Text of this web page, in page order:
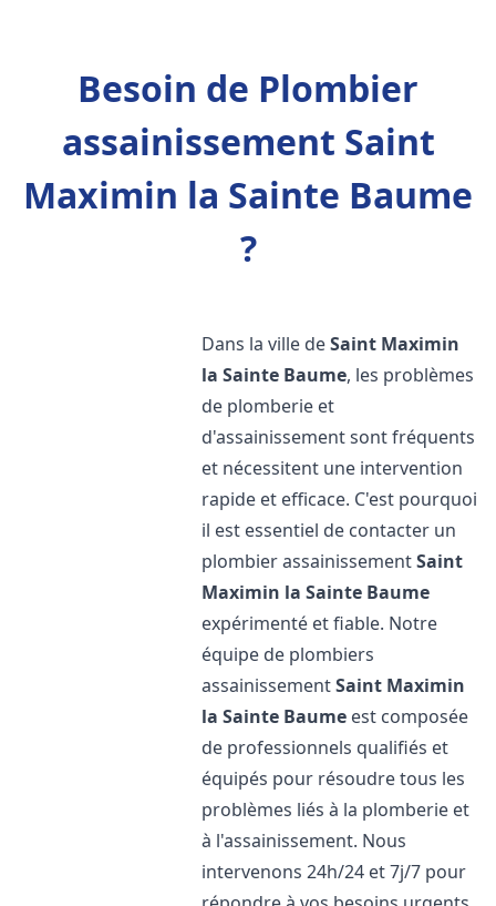
Besoin de Plombier
assainissement Saint
Maximin la Sainte Baume
?
Dans la ville deSaint Maximin
la Sainte Baume, les problèmes
de plomberie et
d'assainissement sont fréquents
et nécessitent une intervention
rapide et efficace. C'est pourquoi
il est essentiel de contacter un
plombier assainissementSaint
Maximin la Sainte Baume
expérimenté et fiable. Notre
équipe de plombiers
assainissementSaint Maximin
la Sainte Baume est composée
de professionnels qualifiés et
équipés pour résoudre tous les
problèmes liés à la plomberie et
à l'assainissement. Nous
intervenons 24h/24 et 7j/7 pour